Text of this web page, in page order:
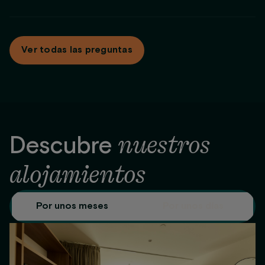
estancias superiores a 2 meses, ofrecemos diferentes
modalidades de pago: mensual, pago total de forma
anticipada o pago anticipado de los 2 primeros meses.
Ver todas las preguntas
Descubre nuestros
alojamientos
Por unos meses